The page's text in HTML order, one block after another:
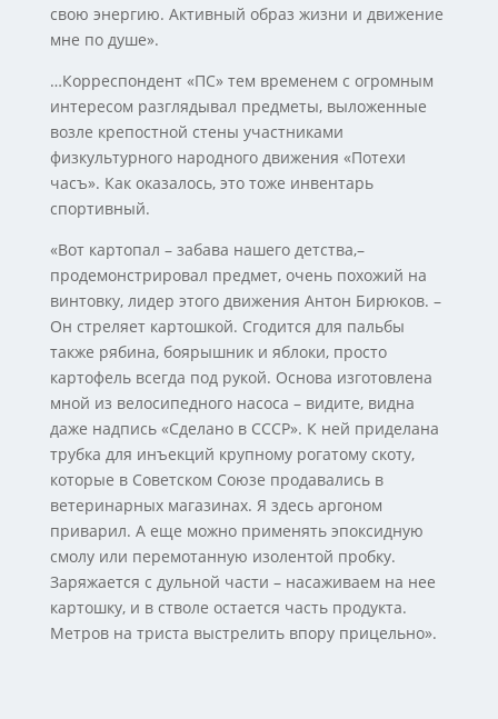
свою энергию. Активный образ жизни и движение
мне по душе».
…Корреспондент «ПС» тем временем с огромным
интересом разглядывал предметы, выложенные
возле крепостной стены участниками
физкультурного народного движения «Потехи
часъ». Как оказалось, это тоже инвентарь
спортивный.
«Вот картопал – забава нашего детства,–
продемонстрировал предмет, очень похожий на
винтовку, лидер этого движения Антон Бирюков. –
Он стреляет картошкой. Сгодится для пальбы
также рябина, боярышник и яблоки, просто
картофель всегда под рукой. Основа изготовлена
мной из велосипедного насоса – видите, видна
даже надпись «Сделано в СССР». К ней приделана
трубка для инъекций крупному рогатому скоту,
которые в Советском Союзе продавались в
ветеринарных магазинах. Я здесь аргоном
приварил. А еще можно применять эпоксидную
смолу или перемотанную изолентой пробку.
Заряжается с дульной части – насаживаем на нее
картошку, и в стволе остается часть продукта.
Метров на триста выстрелить впору прицельно».